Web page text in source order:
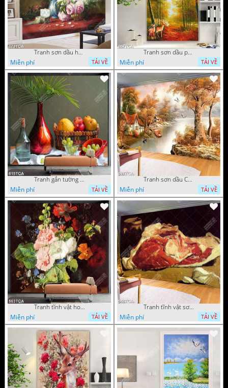
Tranh sơn dầu hoa quả tĩnh vật nghệ thuật gắn tường
Miễn phí
TẢI VỀ
Tranh sơn dầu phong cảnh mùa thu cây lá vàng và nai trang trí tường
Miễn phí
TẢI VỀ
Tranh gắn tường hoa quả nghệ thuật
Miễn phí
TẢI VỀ
Tranh sơn dầu Châu Âu phong cảnh ngôi làng bên dòng sông
Miễn phí
TẢI VỀ
Tranh tĩnh vật hoa quả decor phòng khách in uv
Miễn phí
TẢI VỀ
Tranh tĩnh vật sơn dầu nước ngoài trang trí phòng bếp
Miễn phí
TẢI VỀ